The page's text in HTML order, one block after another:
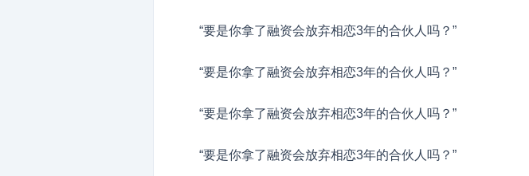
“要是你拿了融资会放弃相恋3年的合伙人吗？”
“要是你拿了融资会放弃相恋3年的合伙人吗？”
“要是你拿了融资会放弃相恋3年的合伙人吗？”
“要是你拿了融资会放弃相恋3年的合伙人吗？”